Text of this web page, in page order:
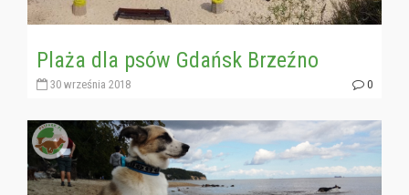
Plaża dla psów Gdańsk Brzeźno
30 września 2018 0